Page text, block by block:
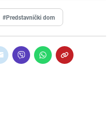
#Predstavnički dom